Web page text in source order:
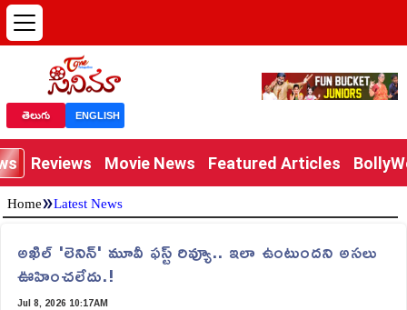
తెలుగు ENGLISH
Reviews Movie News Featured Articles
Home»Latest News
అఖిల్ 'లెనిన్' మూవీ ఫస్ట్ రివ్యూ.. ఇలా ఉంటుందని అసలు
ఊహించలేదు.!
Jul 8, 2026 10:17AM